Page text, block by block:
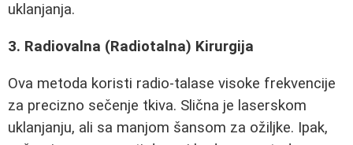
uklanjanja.
3. Radiovalna (Radiotalna) Kirurgija
Ova metoda koristi radio-talase visoke frekvencije
za precizno sečenje tkiva. Slična je laserskom
uklanjanju, ali sa manjom šansom za ožiljke. Ipak,